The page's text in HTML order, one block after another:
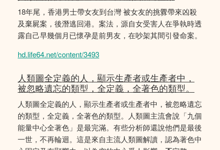
18年尾，香港男士帶女友到台灣 被女友的挑釁帶來凶殺
及棄屍案，後潛逃回港。案法，源自女受害人在爭執時透
露自己早幾個月已懷孕是前男友，在吵架其間引發命案。
hd.life64.net/content/3493
人類圖全定義的人，顯示生產者或生產者中，
被忽略遺忘的類型，全定義，全著色的類型。
人類圖全定義的人，顯示生產者或生產者中，被忽略遺忘
的類型，全定義，全著色的類型。人類圖主流會說「九個
能量中心全著色」是最完滿。有些分析師還說他們是最後
一世，不再輪迴。這是來自主流人類圖解讀，認為著色中